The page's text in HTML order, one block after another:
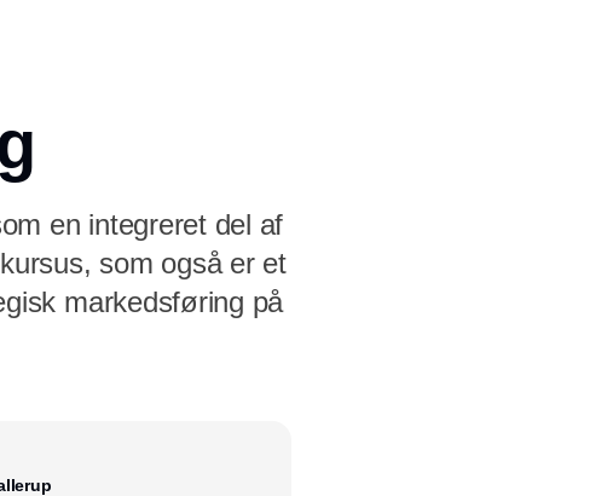
en integreret del af
som også er et
markedsføring på